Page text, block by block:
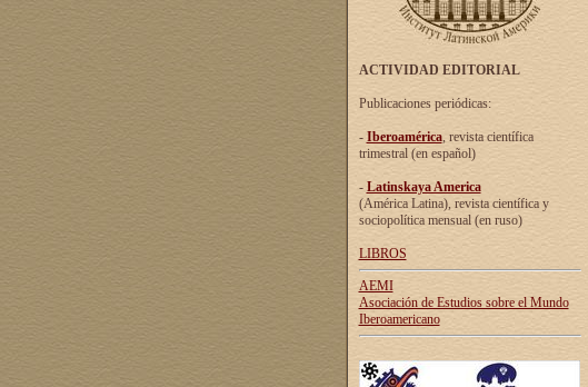
ACTIVIDAD EDITORIAL
Publicaciones periódicas:
- Iberoamérica, revista científica
trimestral (en español)
- Latinskaya America
(América Latina), revista científica y
sociopolítica mensual (en ruso)
LIBROS
AEMI
Asociación de Estudios sobre el Mundo
Iberoamericano